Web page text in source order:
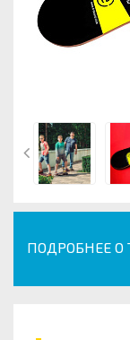
ПОДРОБНЕЕ О